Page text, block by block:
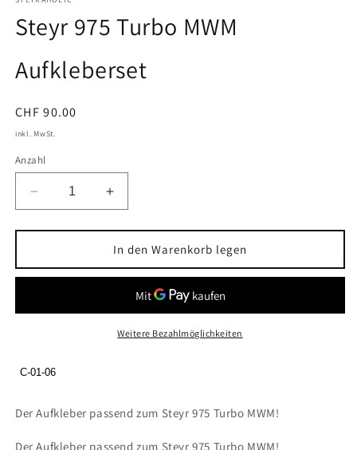
öffnen
Steyr 975 Turbo MWM
Aufkleberset
Normaler
Preis
CHF 90.00
inkl. MwSt.
Anzahl
Verringere
die
Menge
Steyr
975
MWM
Erhöhe
die
Menge
für
Steyr
975
Turbo
MWM
Aufkleberset
In den Warenkorb legen
Weitere Bezahlmöglichkeiten
C-01-06
Der Aufkleber passend zum Steyr 975 Turbo MWM!
Der Aufkleber passend zum Steyr 975 Turbo MWM!